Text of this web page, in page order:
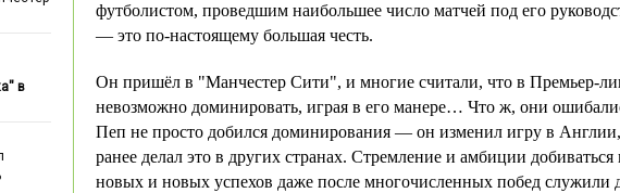
футболистом, проведшим наибольшее число матчей под его
— это по‑настоящему большая честь.
Он пришёл в "Манчестер Сити", и многие считали, что в
невозможно доминировать, играя в его манере… Что ж, они
Пеп не просто добился доминирования — он изменил игру в
ранее делал это в других странах. Стремление и амбиции добиваться
новых и новых успехов даже после многочисленных побед служили
в